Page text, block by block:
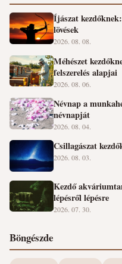
Íjászat
lövések
2026. 08. 08.
Méhészet
felszerelés alapjai
2026. 08. 06.
Névnap a
névnapját
2026. 08. 04.
Csillagászat
2026. 08. 03.
Kezdő
lépésről lépésre
2026. 07. 30.
Böngészde